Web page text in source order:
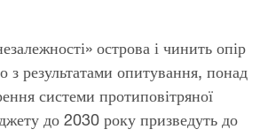
острова і чинить опір
з результатами опитування, понад
системи протиповітряної
до 2030 року призведуть до